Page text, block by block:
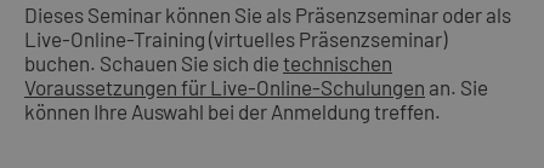
Dieses Seminar können Sie als Präsenzseminar oder als
Live-Online-Training (virtuelles Präsenzseminar)
buchen. Schauen Sie sich die technischen
Voraussetzungen für Live-Online-Schulungen an. Sie
können Ihre Auswahl bei der Anmeldung treffen.